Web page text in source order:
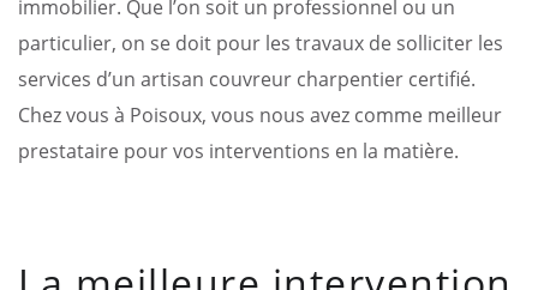
immobilier. Que l’on soit un professionnel ou un
particulier, on se doit pour les travaux de solliciter les
services d’un artisan couvreur charpentier certifié.
Chez vous à Poisoux, vous nous avez comme meilleur
prestataire pour vos interventions en la matière.